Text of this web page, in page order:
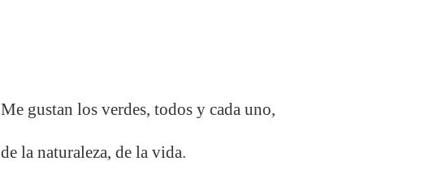
Me gustan los verdes, todos y cada uno,
de la naturaleza, de la vida.